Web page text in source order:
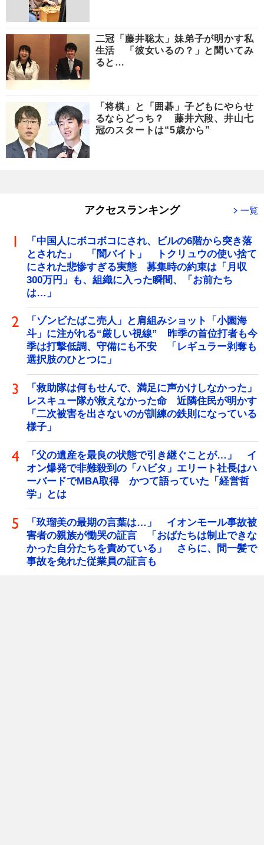
二冠「藤井聡太」妹弟子が明かす私
生活 「彼女いるの？」と聞いてみ
ると…
「将棋」と「囲碁」子どもにやらせ
るならどっち？ 藤井六段、井山七
冠のスタートは“5歳から”
アクセスランキング 一覧
「中国人にボコボコにされ、ビルの6階から突き落
とされた」 「闇バイト」 トクリュウの使い捨て
にされた悲惨すぎる実態 募集時の約束は「月収
300万円」も、組織に入った瞬間、「お前たち
は…」
「ゾンビたばこ売人」と肩組みショット「小園海
斗」に注がれる“厳しい視線” 昨季の首位打者も今
季は打撃低調、守備にも不安 「レギュラー剥奪も
選択肢のひとつに」
「救助隊は何もせんで、満足に声かけしなかった」
レスキュー隊が救えなかった命 近隣住民が明かす
「二次被害を出さないのが訓練の鉄則になっている
様子」
「父の遺産を最良の状態で引き継ぐことが…」 イ
オン爆発で非難殺到の「ハビタ」エリート社長はハ
ーバードでMBA取得 かつて語っていた「経営哲
学」とは
「玖瑠美の最期の言葉は…」 イオンモール事故被
害者の親族が慟哭の証言 「おばたちは制止できな
かった自分たちを責めている」 さらに、間一髪で
事故を免れた従業員の証言も